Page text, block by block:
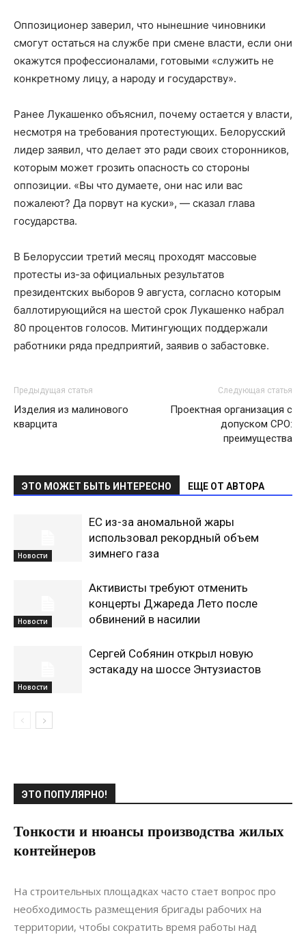
Оппозиционер заверил, что нынешние чиновники
смогут остаться на службе при смене власти, если они
окажутся профессионалами, готовыми «служить не
конкретному лицу, а народу и государству».
Ранее Лукашенко объяснил, почему остается у власти,
несмотря на требования протестующих. Белорусский
лидер заявил, что делает это ради своих сторонников,
которым может грозить опасность со стороны
оппозиции. «Вы что думаете, они нас или вас
пожалеют? Да порвут на куски», — сказал глава
государства.
В Белоруссии третий месяц проходят массовые
протесты из-за официальных результатов
президентских выборов 9 августа, согласно которым
баллотирующийся на шестой срок Лукашенко набрал
80 процентов голосов. Митингующих поддержали
работники ряда предприятий, заявив о забастовке.
Предыдущая статья
Изделия из малинового
кварцита
Следующая статья
Проектная организация с
допуском СРО:
преимущества
ЭТО МОЖЕТ БЫТЬ ИНТЕРЕСНО ЕЩЕ ОТ АВТОРА
Новости
ЕС из-за аномальной жары
использовал рекордный объем
зимнего газа
Новости
Активисты требуют отменить
концерты Джареда Лето после
обвинений в насилии
Новости
Сергей Собянин открыл новую
эстакаду на шоссе Энтузиастов
ЭТО ПОПУЛЯРНО!
Тонкости и нюансы производства жилых
контейнеров
23.05.2021
На строительных площадках часто стает вопрос про
необходимость размещения бригады рабочих на
территории, чтобы сократить время работы над